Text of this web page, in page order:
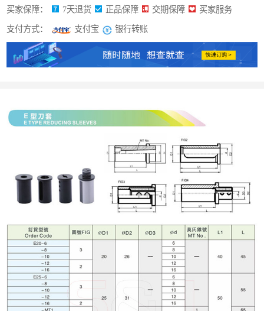
买家保障： 7天退货 正品保障 交期保障 买家服务
支付方式： 支付宝 银行转账